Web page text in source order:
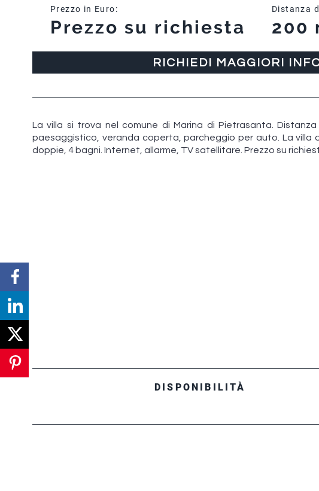
Prezzo in Euro:
Prezzo su richiesta
Distanza
200
RICHIEDI MAGGIORI
La villa si trova nel comune di Marina di Pietrasanta.
paesaggistico, veranda coperta, parcheggio per auto. La villa
doppie, 4 bagni. Internet, allarme, TV satellitare. Prezzo su
DISPONIBILITÀ